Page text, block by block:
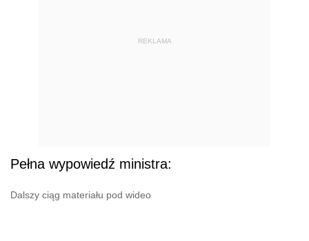
REKLAMA
Pełna wypowiedź ministra:
Dalszy ciąg materiału pod wideo